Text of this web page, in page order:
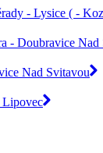
- Lysice ( -
- Doubravice Nad
Nad Svitavou
Lipovec